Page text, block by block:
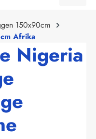
150x90cm
Afrika
Nigeria